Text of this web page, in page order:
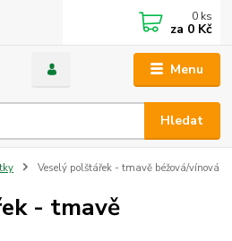
Menu
Hledat
0 ks
za 0 Kč
Veselý polštářek - tmavě béžová/vínová
- tmavě